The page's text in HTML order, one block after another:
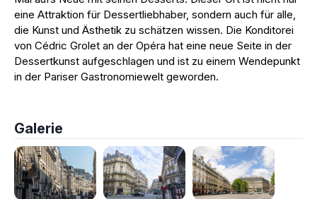
eine Attraktion für Dessertliebhaber, sondern auch für alle,
die Kunst und Ästhetik zu schätzen wissen. Die Konditorei
von Cédric Grolet an der Opéra hat eine neue Seite in der
Dessertkunst aufgeschlagen und ist zu einem Wendepunkt
in der Pariser Gastronomiewelt geworden.
Galerie